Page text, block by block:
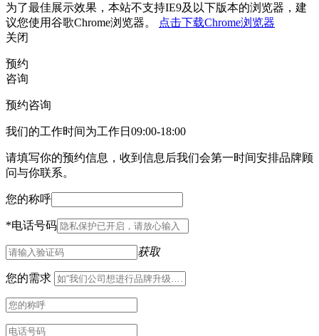
为了最佳展示效果，本站不支持IE9及以下版本的浏览器，建
议您使用谷歌Chrome浏览器。
点击下载Chrome浏览器
关闭
预约
咨询
预约咨询
我们的工作时间为工作日09:00-18:00
请填写你的预约信息，收到信息后我们会第一时间安排品牌顾
问与你联系。
您的称呼
*电话号码
获取
您的需求